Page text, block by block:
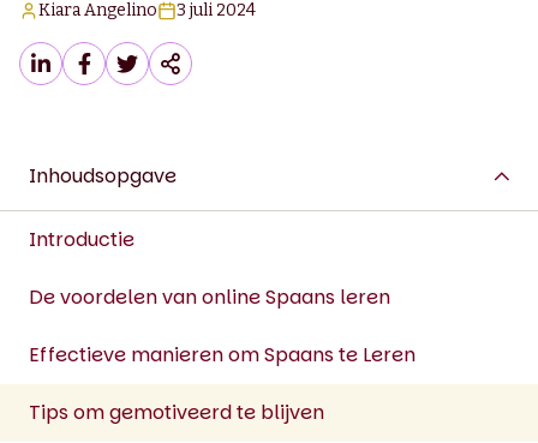
Kiara Angelino 3 juli 2024
Inhoudsopgave
Introductie
De voordelen van online Spaans leren
Effectieve manieren om Spaans te Leren
Tips om gemotiveerd te blijven